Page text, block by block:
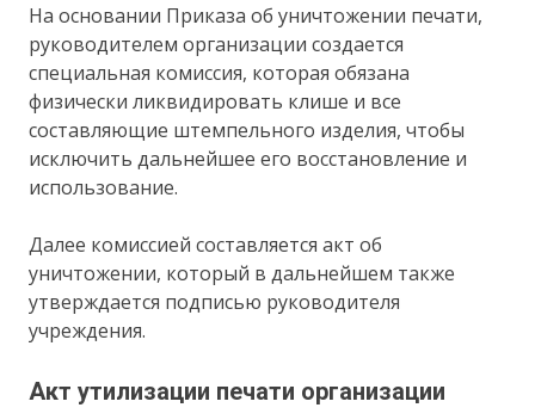
На основании Приказа об уничтожении печати,
руководителем организации создается
специальная комиссия, которая обязана
физически ликвидировать клише и все
составляющие штемпельного изделия, чтобы
исключить дальнейшее его восстановление и
использование.
Далее комиссией составляется акт об
уничтожении, который в дальнейшем также
утверждается подписью руководителя
учреждения.
Акт утилизации печати организации